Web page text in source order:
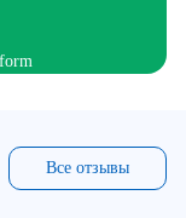
Все отзывы